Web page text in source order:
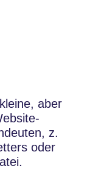
aber
z.
oder